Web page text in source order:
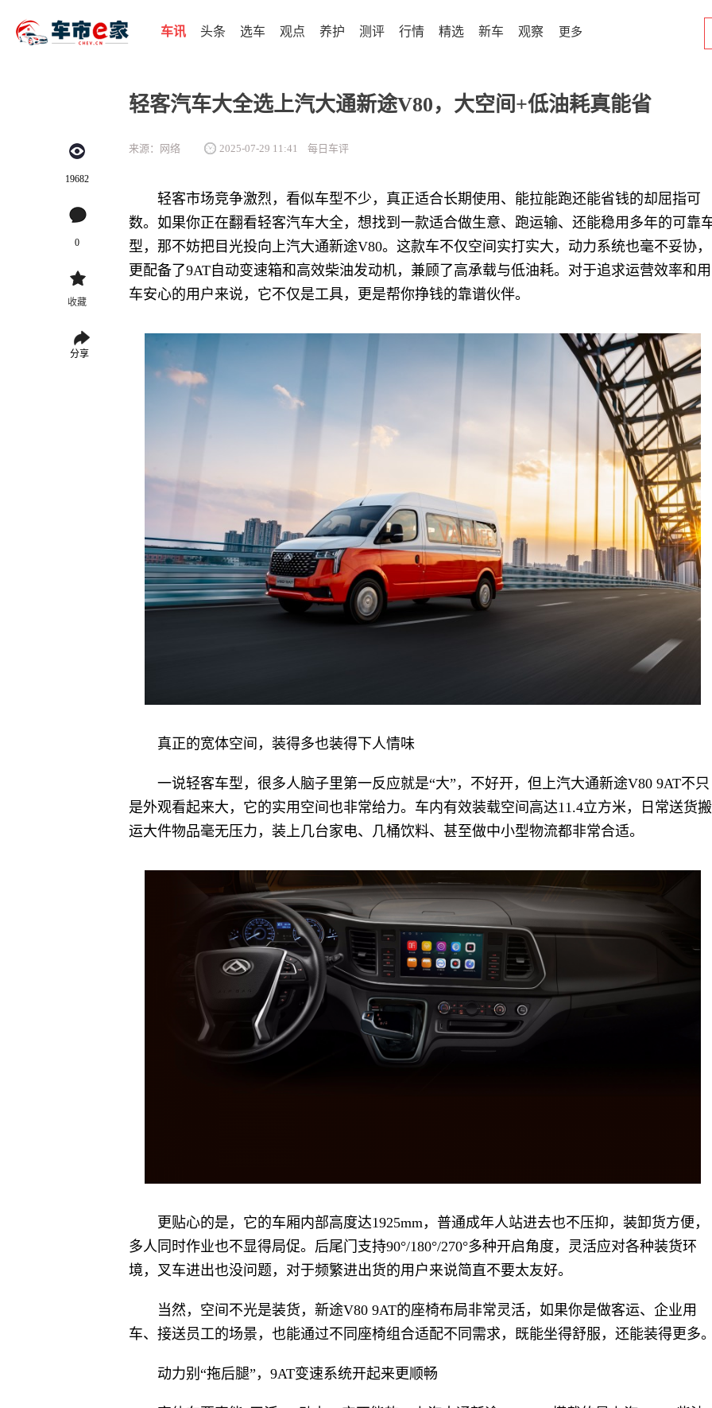
车讯 头条 选车 观点 养护 测评 行情 精选 新车 观察 更多
19682
0
收藏
分享
轻客汽车大全选上汽大通新途V80，大空间+低油耗真能省
来源：网络 2025-07-29 11:41 每日车评
轻客市场竞争激烈，看似车型不少，真正适合长期使用、能拉能跑还能省钱的却屈指可
数。如果你正在翻看轻客汽车大全，想找到一款适合做生意、跑运输、还能稳用多年的可靠
型，那不妨把目光投向上汽大通新途V80。这款车不仅空间实打实大，动力系统也毫不妥协，
更配备了9AT自动变速箱和高效柴油发动机，兼顾了高承载与低油耗。对于追求运营效率和用
车安心的用户来说，它不仅是工具，更是帮你挣钱的靠谱伙伴。
真正的宽体空间，装得多也装得下人情味
一说轻客车型，很多人脑子里第一反应就是“大”，不好开，但上汽大通新途V80 9AT不只
是外观看起来大，它的实用空间也非常给力。车内有效装载空间高达11.4立方米，日常送货搬
运大件物品毫无压力，装上几台家电、几桶饮料、甚至做中小型物流都非常合适。
更贴心的是，它的车厢内部高度达1925mm，普通成年人站进去也不压抑，装卸货方便，
多人同时作业也不显得局促。后尾门支持90°/180°/270°多种开启角度，灵活应对各种装货环
境，叉车进出也没问题，对于频繁进出货的用户来说简直不要太友好。
当然，空间不光是装货，新途V80 9AT的座椅布局非常灵活，如果你是做客运、企业用
车、接送员工的场景，也能通过不同座椅组合适配不同需求，既能坐得舒服，还能装得更多。
动力别“拖后腿”，9AT变速系统开起来更顺畅